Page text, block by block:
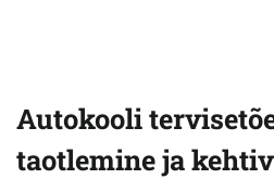
Autokooli
taotlemine ja